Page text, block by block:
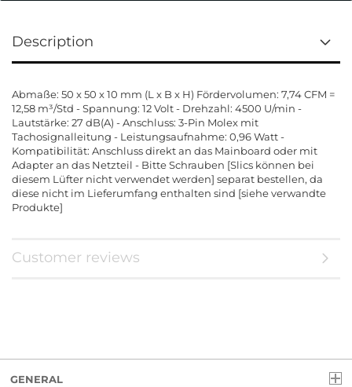
Description
Abmaße: 50 x 50 x 10 mm (L x B x H) Fördervolumen: 7,74 CFM =
12,58 m³/Std - Spannung: 12 Volt - Drehzahl: 4500 U/min -
Lautstärke: 27 dB(A) - Anschluss: 3-Pin Molex mit
Tachosignalleitung - Leistungsaufnahme: 0,96 Watt -
Kompatibilität: Anschluss direkt an das Mainboard oder mit
Adapter an das Netzteil - Bitte Schrauben [Slics können bei
diesem Lüfter nicht verwendet werden] separat bestellen, da
diese nicht im Lieferumfang enthalten sind [siehe verwandte
Produkte]
Customer reviews
GENERAL